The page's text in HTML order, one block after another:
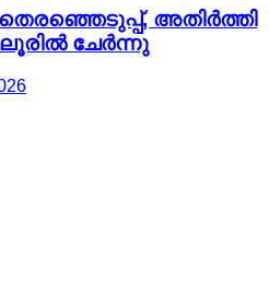
അതിർത്തി
ചേർന്നു